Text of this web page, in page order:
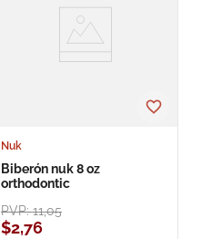
Nuk
Biberón nuk 8 oz
orthodontic
PVP:11,05
$2,76